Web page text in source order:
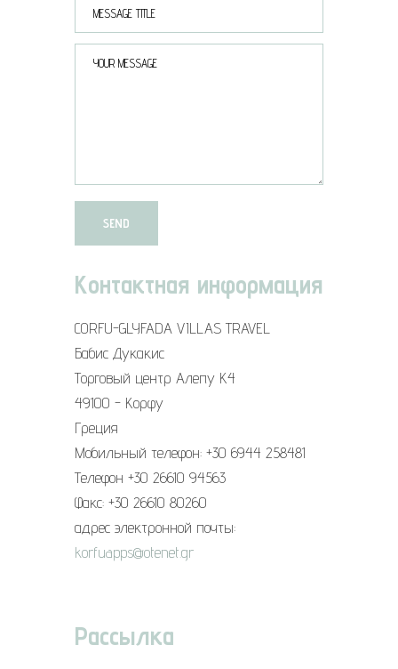
Контактная информация
CORFU-GLYFADA VILLAS TRAVEL
Бабис Дукакис
Торговый центр Алепу К4
49100 - Корфу
Греция
Мобильный телефон: +30 6944 258481
Телефон +30 26610 94563
Факс: +30 26610 80260
адрес электронной почты:
korfuapps@otenet.gr
Рассылка